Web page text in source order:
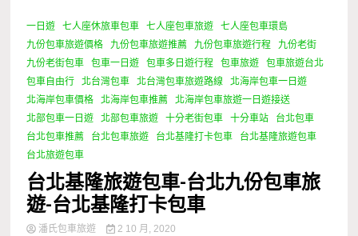
1 Minute
一日遊 七人座休旅車包車 七人座包車旅遊
七人座包車環島
九份包車旅遊價格
九份包車旅遊推薦 九份包車旅遊行程
九份老街
九份老街包車
包車一日遊 包車多日遊行程 包車旅遊
包車旅遊台北
包車自由行
北台灣包車 北台灣包車旅遊路線
北海岸包車一日遊
北海岸包車價格
北海岸包車推薦
北海岸包車旅遊一日遊接送
北部包車一日遊
北部包車旅遊 十分老街包車 十分車站
台北包車
台北包車推薦
台北包車旅遊 台北基隆打卡包車
台北基隆旅遊包車
台北旅遊包車
台北基隆旅遊包車-台北九份包車旅
遊-台北基隆打卡包車
潘氏包車旅遊 2 10 月, 2020